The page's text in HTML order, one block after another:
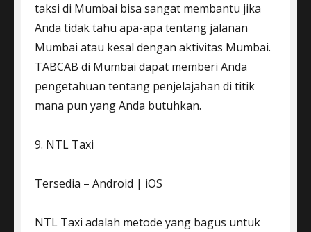
taksi di Mumbai bisa sangat membantu jika
Anda tidak tahu apa-apa tentang jalanan
Mumbai atau kesal dengan aktivitas Mumbai.
TABCAB di Mumbai dapat memberi Anda
pengetahuan tentang penjelajahan di titik
mana pun yang Anda butuhkan.
9. NTL Taxi
Tersedia – Android | iOS
NTL Taxi adalah metode yang bagus untuk